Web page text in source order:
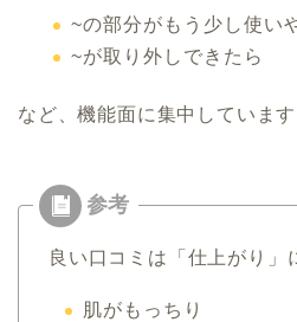
~の部分がもう少し使い
~が取り外しできたら
など、機能面に集中しています
良い口コミは「仕上がり」
肌がもっちり